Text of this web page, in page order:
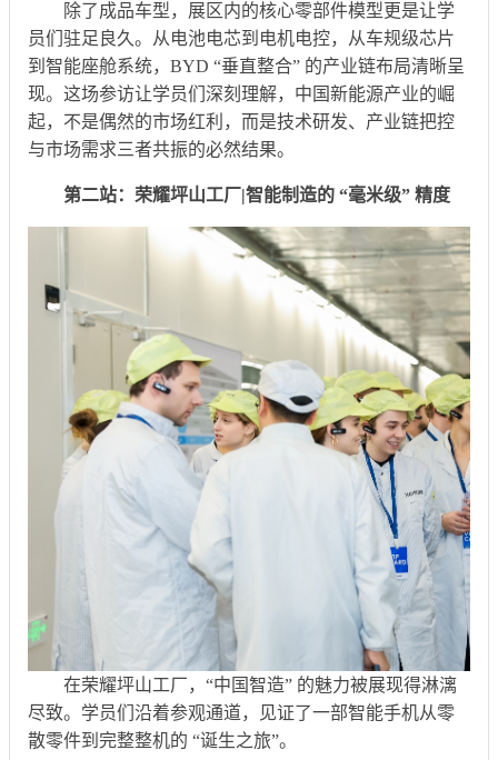
除了成品车型，展区内的核心零部件模型更是让学
员们驻足良久。从电池电芯到电机电控，从车规级芯片
到智能座舱系统，BYD “垂直整合” 的产业链布局清晰呈
现。这场参访让学员们深刻理解，中国新能源产业的崛
起，不是偶然的市场红利，而是技术研发、产业链把控
与市场需求三者共振的必然结果。
第二站：荣耀坪山工厂|智能制造的 “毫米级” 精度
在荣耀坪山工厂，“中国智造” 的魅力被展现得淋漓
尽致。学员们沿着参观通道，见证了一部智能手机从零
散零件到完整整机的 “诞生之旅”。